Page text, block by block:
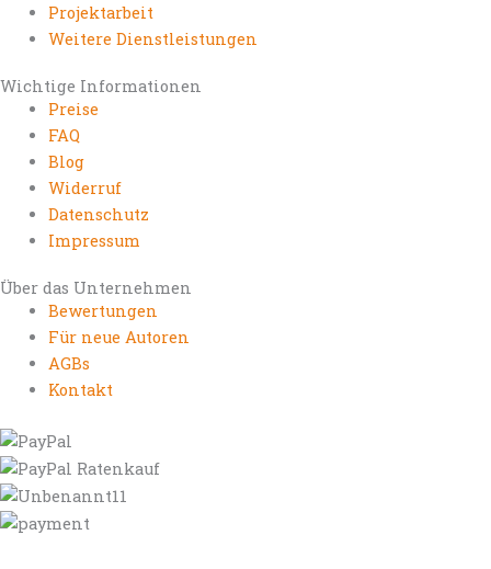
Projektarbeit
Weitere Dienstleistungen
Wichtige Informationen
Preise
FAQ
Blog
Widerruf
Datenschutz
Impressum
Über das Unternehmen
Bewertungen
Für neue Autoren
AGBs
Kontakt